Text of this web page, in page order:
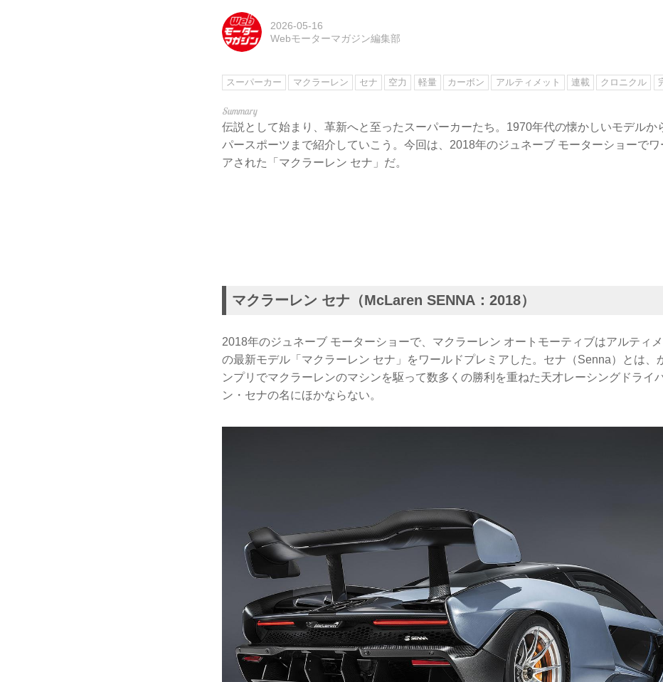
2026-05-16
Webモーターマガジン編集部
スーパーカー マクラーレン セナ 空力 軽量 カーボン アルティメット 連載 クロニクル
伝説として始まり、革新へと至ったスーパーカーたち。1970年代の懐かしいモデルか
パースポーツまで紹介していこう。今回は、2018年のジュネーブ モーターショーでワ
アされた「マクラーレン セナ」だ。
マクラーレン セナ（McLaren SENNA：2018）
2018年のジュネーブ モーターショーで、マクラーレン オートモーティブはアルティ
の最新モデル「マクラーレン セナ」をワールドプレミアした。セナ（Senna）とは、
ンプリでマクラーレンのマシンを駆って数多くの勝利を重ねた天才レーシングドライ
ン・セナの名にほかならない。